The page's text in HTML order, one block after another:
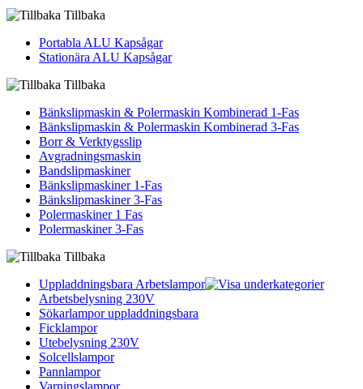
Tillbaka
Portabla ALU Kapsågar
Stationära ALU Kapsågar
Tillbaka
Bänkslipmaskin & Polermaskin Kombinerad 1-Fas
Bänkslipmaskin & Polermaskin Kombinerad 3-Fas
Borr & Verktygsslip
Avgradningsmaskin
Bandslipmaskiner
Bänkslipmaskiner 1-Fas
Bänkslipmaskiner 3-Fas
Polermaskiner 1 Fas
Polermaskiner 3-Fas
Tillbaka
Uppladdningsbara Arbetslampor
Arbetsbelysning 230V
Sökarlampor uppladdningsbara
Ficklampor
Utebelysning 230V
Solcellslampor
Pannlampor
Varningslampor